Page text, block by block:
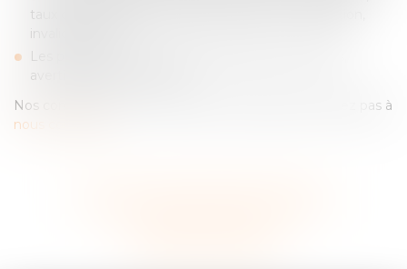
taux d’incapacité permanente, date de consolidation,
invalidité, etc.) ;
Les professionnels de santé (pénalités financières,
avertissement, indu, etc.).
Nos compétences en la matière sont larges, n'hésitez pas à
nous contacter